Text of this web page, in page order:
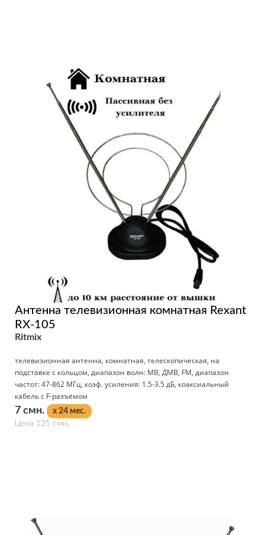
Антенна телевизионная комнатная Rexant
RX-105
Ritmix
телевизионная антенна, комнатная, телескопическая, на
подставке с кольцом, диапазон волн: МВ, ДМВ, FM, диапазон
частот: 47-862 МГц, коэф. усиления: 1.5-3.5 дБ, коаксиальный
кабель с F-разъёмом
7 смн.
x 24 мес.
Цена 125 смн.